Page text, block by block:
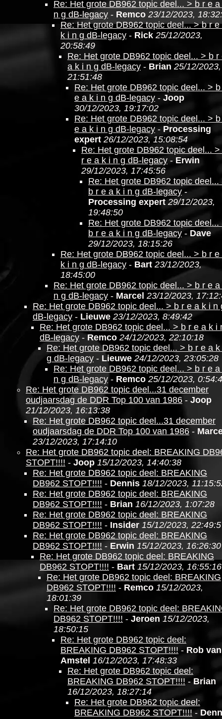
Re: Het grote DB962 topic deel... > b r e a
n g dB-legacy - Remco 23/12/2023,
Re: Het grote DB962 topic deel... > b r e
k i n g dB-legacy - Rick 25/12/2023,
20:58:49
Re: Het grote DB962 topic deel... > b r
a k i n g dB-legacy - Brian 25/12/2023,
21:51:48
Re: Het grote DB962 topic deel... >
e a k i n g dB-legacy - Joop
30/12/2023, 19:17:02
Re: Het grote DB962 topic deel... >
e a k i n g dB-legacy - Processing
expert 26/12/2023, 15:08:54
Re: Het grote DB962 topic deel... >
r e a k i n g dB-legacy - Erwin
29/12/2023, 17:45:56
Re: Het grote DB962 topic deel...
b r e a k i n g dB-legacy -
Processing expert 29/12/2023,
19:48:50
Re: Het grote DB962 topic deel...
b r e a k i n g dB-legacy - Dave
29/12/2023, 18:15:26
Re: Het grote DB962 topic deel... > b r e
k i n g dB-legacy - Bart 23/12/2023,
18:45:00
Re: Het grote DB962 topic deel... > b r e a
n g dB-legacy - Marcel 23/12/2023,
Re: Het grote DB962 topic deel... > b r e a k i n
dB-legacy - Lieuwe 23/12/2023, 8:49:42
Re: Het grote DB962 topic deel... > b r e a k i
dB-legacy - Remco 24/12/2023, 22:10:18
Re: Het grote DB962 topic deel... > b r e a k
g dB-legacy - Lieuwe 24/12/2023, 23:05:28
Re: Het grote DB962 topic deel... > b r e a
n g dB-legacy - Remco 25/12/2023,
Re: Het grote DB962 topic deel...31 december
oudjaarsdag de DDR Top 100 van 1986 - Joop
21/12/2023, 16:13:38
Re: Het grote DB962 topic deel...31 december
oudjaarsdag de DDR Top 100 van 1986 -
23/12/2023, 17:14:10
Re: Het grote DB962 topic deel: BREAKING
STOPT!!!! - Joop 15/12/2023, 14:40:38
Re: Het grote DB962 topic deel: BREAKING
DB962 STOPT!!!! - Dennis 18/12/2023,
Re: Het grote DB962 topic deel: BREAKING
DB962 STOPT!!!! - Brian 16/12/2023, 1:07:28
Re: Het grote DB962 topic deel: BREAKING
DB962 STOPT!!!! - Insider 15/12/2023,
Re: Het grote DB962 topic deel: BREAKING
DB962 STOPT!!!! - Erwin 15/12/2023, 16:26:30
Re: Het grote DB962 topic deel: BREAKING
DB962 STOPT!!!! - Bart 15/12/2023, 16:55:16
Re: Het grote DB962 topic deel: BREAKING
DB962 STOPT!!!! - Remco 15/12/2023,
18:01:39
Re: Het grote DB962 topic deel:
DB962 STOPT!!!! - Jeroen 15/12/2023,
18:50:15
Re: Het grote DB962 topic deel:
BREAKING DB962 STOPT!!!! - Rob van
Amstel 16/12/2023, 17:48:33
Re: Het grote DB962 topic deel:
BREAKING DB962 STOPT!!!! - Brian
16/12/2023, 18:27:14
Re: Het grote DB962 topic deel:
BREAKING DB962 STOPT!!!! -